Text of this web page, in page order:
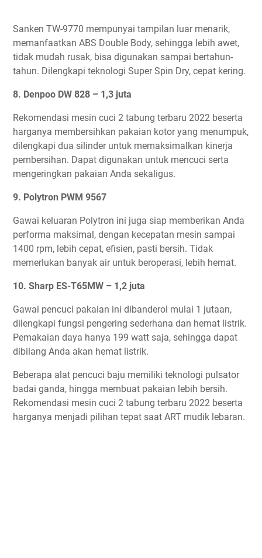
Sanken TW-9770 mempunyai tampilan luar menarik,
memanfaatkan ABS Double Body, sehingga lebih awet,
tidak mudah rusak, bisa digunakan sampai bertahun-
tahun. Dilengkapi teknologi Super Spin Dry, cepat kering.
8. Denpoo DW 828 – 1,3 juta
Rekomendasi mesin cuci 2 tabung terbaru 2022 beserta
harganya membersihkan pakaian kotor yang menumpuk,
dilengkapi dua silinder untuk memaksimalkan kinerja
pembersihan. Dapat digunakan untuk mencuci serta
mengeringkan pakaian Anda sekaligus.
9. Polytron PWM 9567
Gawai keluaran Polytron ini juga siap memberikan Anda
performa maksimal, dengan kecepatan mesin sampai
1400 rpm, lebih cepat, efisien, pasti bersih. Tidak
memerlukan banyak air untuk beroperasi, lebih hemat.
10. Sharp ES-T65MW – 1,2 juta
Gawai pencuci pakaian ini dibanderol mulai 1 jutaan,
dilengkapi fungsi pengering sederhana dan hemat listrik.
Pemakaian daya hanya 199 watt saja, sehingga dapat
dibilang Anda akan hemat listrik.
Beberapa alat pencuci baju memiliki teknologi pulsator
badai ganda, hingga membuat pakaian lebih bersih.
Rekomendasi mesin cuci 2 tabung terbaru 2022 beserta
harganya menjadi pilihan tepat saat ART mudik lebaran.